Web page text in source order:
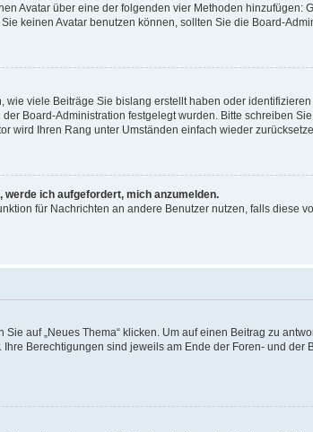
Avatar über eine der folgenden vier Methoden
keinen Avatar benutzen können, sollten Sie die Board-
viele Beiträge Sie bislang erstellt haben oder
Board-Administration festgelegt wurden. Bitte schreiben
wird Ihren Rang unter Umständen einfach wieder
werde ich aufgefordert, mich anzumelden.
für Nachrichten an andere Benutzer nutzen, falls diese
auf „Neues Thema“ klicken. Um auf einen Beitrag zu
Berechtigungen sind jeweils am Ende der Foren- und der